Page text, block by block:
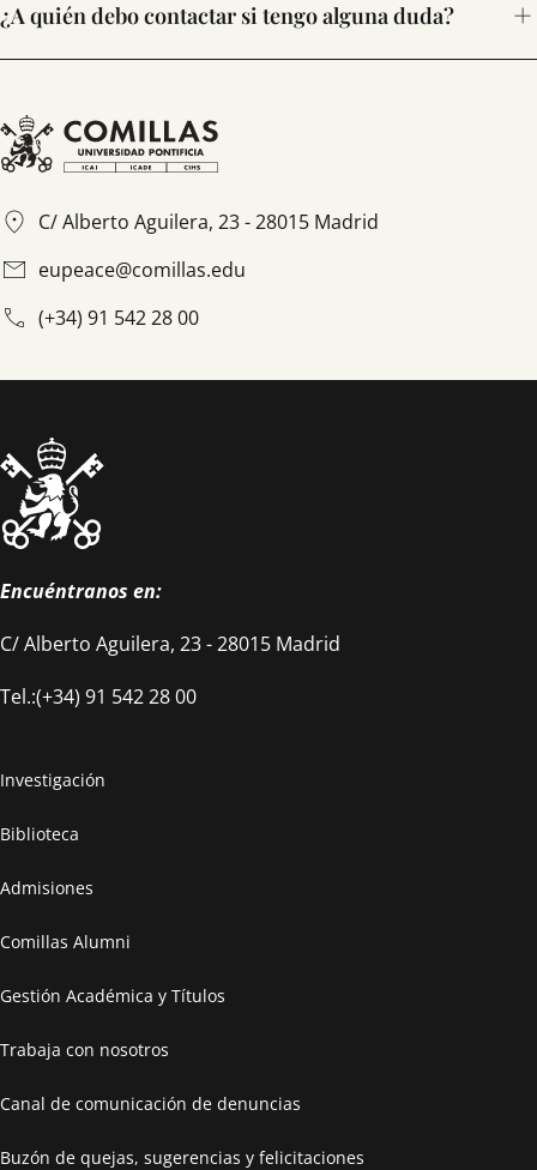
Intermedio - 12 ECTS
Avanzado - 18 ECTS
¿A quién debo contactar si tengo alguna duda?
eupeace@comillas.edu
C/ Alberto Aguilera, 23 - 28015 Madrid
eupeace@comillas.edu
(+34) 91 542 28 00
Encuéntranos en:
C/ Alberto Aguilera, 23 - 28015 Madrid
Tel.:(+34) 91 542 28 00
Investigación
Biblioteca
Admisiones
Comillas Alumni
Gestión Académica y Títulos
Trabaja con nosotros
Canal de comunicación de denuncias
Buzón de quejas, sugerencias y felicitaciones